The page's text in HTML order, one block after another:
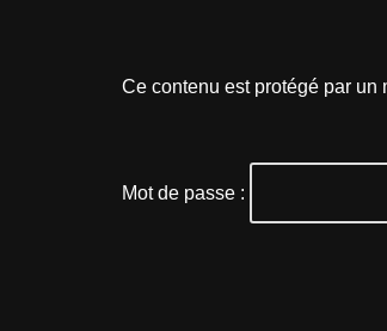
Ce contenu est protégé par un
Mot de passe :